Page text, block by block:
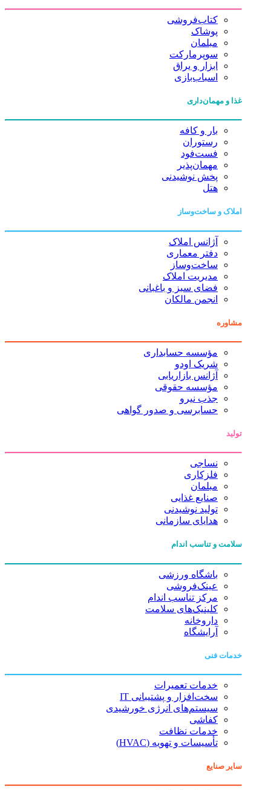
کتاب‌فروشی
پوشاک
مبلمان
سوپرمارکت
ابزار و یراق
اسباب‌بازی
غذا و مهمان‌داری
بار و کافه
رستوران
فست‌فود
مهمان‌پذیر
پخش نوشیدنی
هتل
املاک و ساخت‌وساز
آژانس املاک
دفتر معماری
ساخت‌وساز
مدیریت املاک
فضای سبز و باغبانی
انجمن مالکان
مشاوره
مؤسسه حسابداری
شریک اودو
آژانس بازاریابی
مؤسسه حقوقی
جذب نیرو
حسابرسی و صدور گواهی
تولید
نساجی
فلزکاری
مبلمان
صنایع غذایی
تولید نوشیدنی
هدایای سازمانی
سلامت و تناسب اندام
باشگاه ورزشی
عینک‌فروشی
مرکز تناسب اندام
کلینیک‌های سلامت
داروخانه
آرایشگاه
خدمات فنی
خدمات تعمیرات
سخت‌افزار و پشتیبانی IT
سیستم‌های انرژی خورشیدی
کفاشی
خدمات نظافت
تأسیسات و تهویه (HVAC)
سایر صنایع